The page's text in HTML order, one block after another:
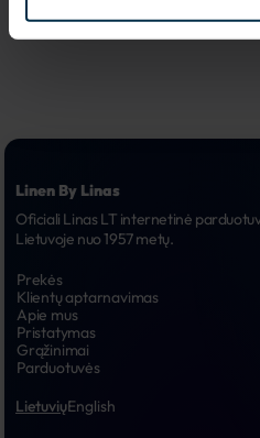
Linen By Linas
Oficiali Linas LT internetinė
Lietuvoje nuo 1957 metų.
Prekės
Klientų aptarnavimas
Apie mus
Pristatymas
Grąžinimai
Parduotuvės
LietuviųEnglish